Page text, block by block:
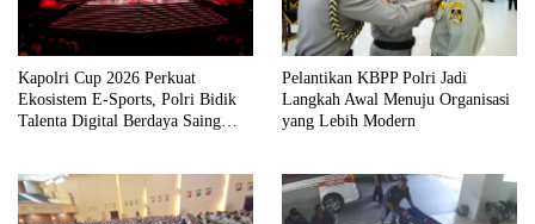
Kapolri Cup 2026 Perkuat
Ekosistem E-Sports, Polri Bidik
Talenta Digital Berdaya Saing
Pelantikan KBPP Polri Jadi
Langkah Awal Menuju Organisasi
yang Lebih Modern